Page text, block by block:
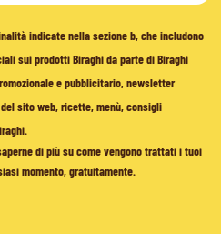
indicate nella sezione b, che includono
sui prodotti Biraghi da parte di Biraghi
e pubblicitario, newsletter
sito web, ricette, menù, consigli
di più su come vengono trattati i tuoi
momento, gratuitamente.